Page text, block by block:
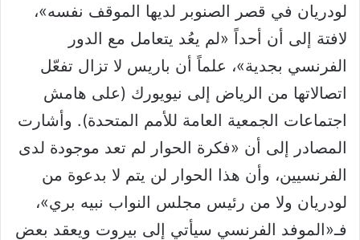
لودريان في قصر الصنوبر لديها الموقف نفسه»،
لافتة إلى أن أحداً «لم يعُد يتعامل مع الدور
الفرنسي بجدية»، علماً أن باريس لا تزال تفعّل
اتصالاتها من الرياض إلى نيويورك (على هامش
اجتماعات الجمعية العامة للأمم المتحدة). وأشارت
المصادر إلى أن «فكرة الحوار لم تعد موجودة لدى
الفرنسيين، وأن هذا الحوار لن يتم لا بدعوة من
لودريان ولا من رئيس مجلس النواب نبيه بري»،
فـ«الموفد الفرنسي سيأتي إلى بيروت ويعقد بعض